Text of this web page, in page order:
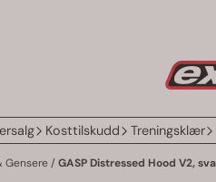
Kosttilskudd Treningsklær
Gensere/ GASP Distressed Hood V2,